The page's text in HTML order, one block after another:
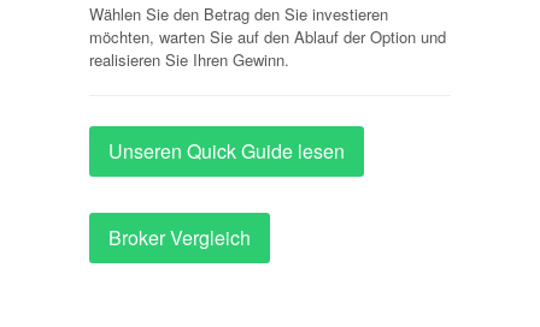
Wählen Sie den Betrag den Sie investieren
möchten, warten Sie auf den Ablauf der Option und
realisieren Sie Ihren Gewinn.
Unseren Quick Guide lesen
Broker Vergleich